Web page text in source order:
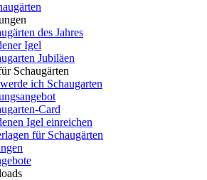
des Jahres
Igel
Jubiläen
Schaugärten
ich Schaugarten
Card
Igel einreichen
für Schaugärten